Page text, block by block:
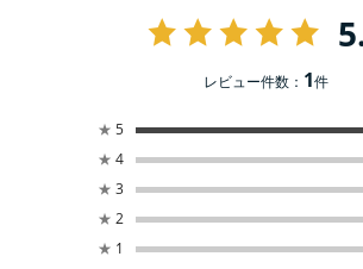
レビュー件数： 1件
★ 5
★ 4
★ 3
★ 2
★ 1